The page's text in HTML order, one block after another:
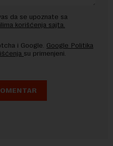
da se upoznate sa
korišćenja sajta.
i Google. Google Politika
su primenjeni.